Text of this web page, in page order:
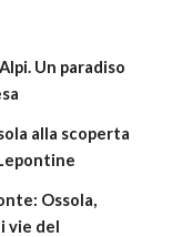
Un paradiso
alla scoperta
Ossola,
vie del